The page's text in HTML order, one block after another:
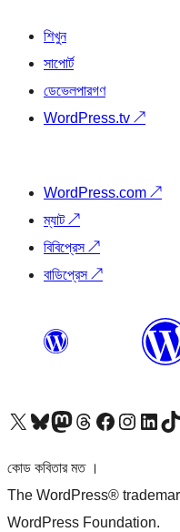
শিখুন
সাপোর্ট
ডেভেলপারগণ
WordPress.tv ↗
WordPress.com ↗
ম্যাট↗
বিবিপ্রেস↗
বাডিপ্রেস↗
আমাদের X (আগের টুইটার) অ্যাকাউন্টে যানআমাদের Bluesky অ্যাকাউন্টটি দেখুনআমাদের মাস্টোডন অ্যাকাউন্টটি দেখুনআমাদের থ্রেডস অ্যাকাউন্টটি দেখুনআমাদের ফেসবুক পেজ দেখুনআমাদের ইন্সটাগ্রাম অ্যাকাউন্ট দেখুনআমাদের লিঙ্কডইন অ্যাকাউন্টে যানআমাদের
কোড কবিতার মত ।
The WordPress®
WordPress Foundation.